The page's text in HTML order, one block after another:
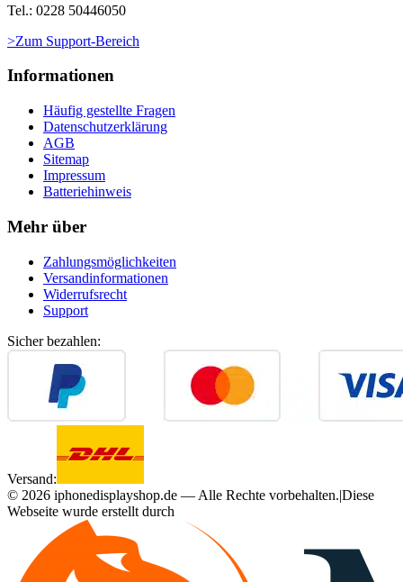
Tel.: 0228 50446050
>Zum Support-Bereich
Informationen
Häufig gestellte Fragen
Datenschutzerklärung
AGB
Sitemap
Impressum
Batteriehinweis
Mehr über
Zahlungsmöglichkeiten
Versandinformationen
Widerrufsrecht
Support
Sicher bezahlen:
Versand:
© 2026 iphonedisplayshop.de — Alle Rechte vorbehalten.|Diese
Webseite wurde erstellt durch